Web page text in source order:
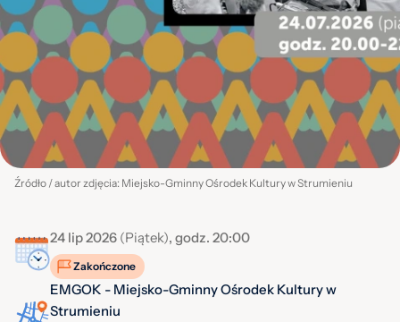
Źródło / autor zdjęcia: Miejsko-Gminny Ośrodek Kultury w Strumieniu
24 lip 2026 (Piątek), godz. 20:00
Zakończone
EMGOK - Miejsko-Gminny Ośrodek Kultury w
Strumieniu